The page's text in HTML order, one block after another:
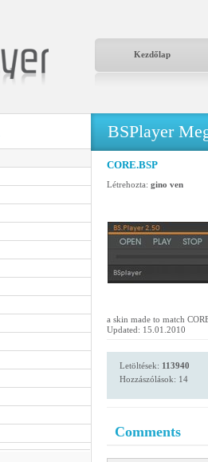
Kezdőlap
BSPlayer
CORE.BSP
Létrehozta: gino ven
a skin made to match
Updated: 15.01.2010
Letöltések: 113940
Hozzászólások: 14
Comments